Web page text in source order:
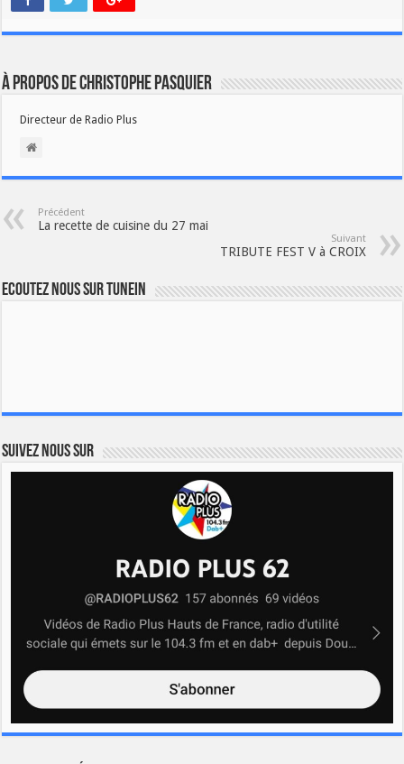
À propos de Christophe PASQUIER
Directeur de Radio Plus
Précédent
La recette de cuisine du 27 mai
Suivant
TRIBUTE FEST V à CROIX
Ecoutez nous sur TuneIn
Suivez nous sur